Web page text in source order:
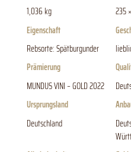
1,036 kg
235
Eigenschaft
Rebsorte: Spätburgunder
Prämierung
MUNDUS VINI – GOLD 2022
Ursprungsland
Deutschland